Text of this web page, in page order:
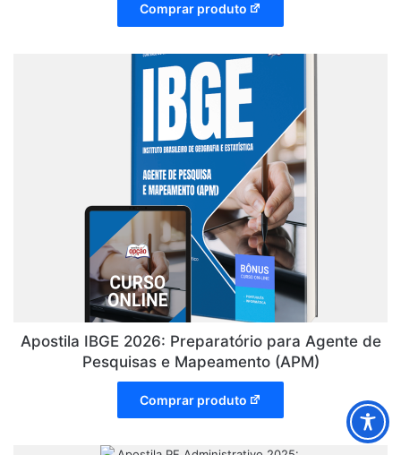
Comprar produto
Apostila IBGE 2026: Preparatório para Agente de
Pesquisas e Mapeamento (APM)
Comprar produto